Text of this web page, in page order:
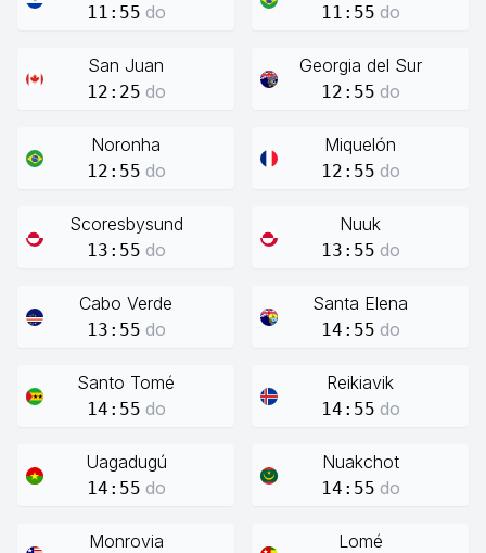
11:55 do 11:55 do
San Juan
12:25 do
Georgia del Sur
12:55 do
Noronha
12:55 do
Miquelón
12:55 do
Scoresbysund
13:55 do
Nuuk
13:55 do
Cabo Verde
13:55 do
Santa Elena
14:55 do
Santo Tomé
14:55 do
Reikiavik
14:55 do
Uagadugú
14:55 do
Nuakchot
14:55 do
Monrovia Lomé